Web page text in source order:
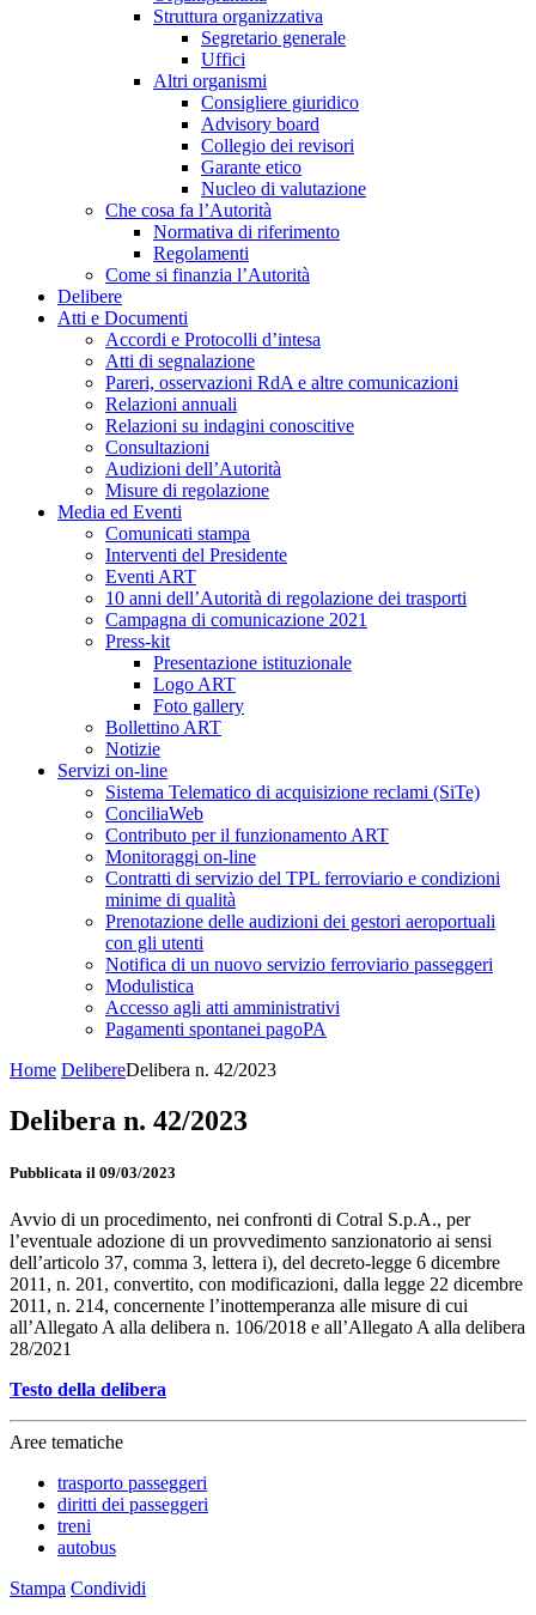
Struttura organizzativa
Segretario generale
Uffici
Altri organismi
Consigliere giuridico
Advisory board
Collegio dei revisori
Garante etico
Nucleo di valutazione
Che cosa fa l’Autorità
Normativa di riferimento
Regolamenti
Come si finanzia l’Autorità
Delibere
Atti e Documenti
Accordi e Protocolli d’intesa
Atti di segnalazione
Pareri, osservazioni RdA e altre comunicazioni
Relazioni annuali
Relazioni su indagini conoscitive
Consultazioni
Audizioni dell’Autorità
Misure di regolazione
Media ed Eventi
Comunicati stampa
Interventi del Presidente
Eventi ART
10 anni dell’Autorità di regolazione dei trasporti
Campagna di comunicazione 2021
Press-kit
Presentazione istituzionale
Logo ART
Foto gallery
Bollettino ART
Notizie
Servizi on-line
Sistema Telematico di acquisizione reclami (SiTe)
ConciliaWeb
Contributo per il funzionamento ART
Monitoraggi on-line
Contratti di servizio del TPL ferroviario e condizioni
minime di qualità
Prenotazione delle audizioni dei gestori aeroportuali
con gli utenti
Notifica di un nuovo servizio ferroviario passeggeri
Modulistica
Accesso agli atti amministrativi
Pagamenti spontanei pagoPA
Home DelibereDelibera n. 42/2023
Delibera n. 42/2023
Pubblicata il 09/03/2023
Avvio di un procedimento, nei confronti di Cotral S.p.A., per
l’eventuale adozione di un provvedimento sanzionatorio ai sensi
dell’articolo 37, comma 3, lettera i), del decreto-legge 6 dicembre
2011, n. 201, convertito, con modificazioni, dalla legge 22 dicembre
2011, n. 214, concernente l’inottemperanza alle misure di cui
all’Allegato A alla delibera n. 106/2018 e all’Allegato A alla delibera
28/2021
Testo della delibera
Aree tematiche
trasporto passeggeri
diritti dei passeggeri
treni
autobus
Stampa Condividi